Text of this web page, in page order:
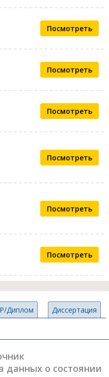
Посмотреть
Посмотреть
Посмотреть
Посмотреть
Посмотреть
Посмотреть
Диплом Диссертация
данных о состоянии